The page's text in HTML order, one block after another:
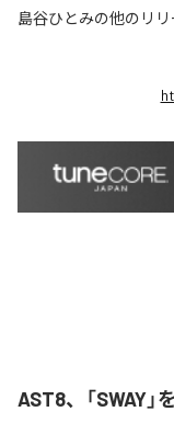
島谷ひとみの他のリリ
AST8、「SWAY」